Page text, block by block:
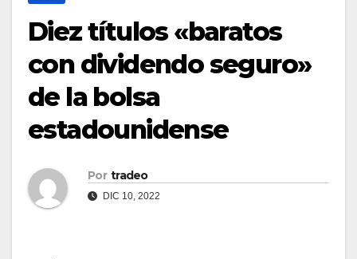
Diez títulos «baratos
con dividendo seguro»
de la bolsa
estadounidense
Por tradeo
DIC 10, 2022